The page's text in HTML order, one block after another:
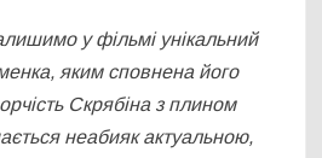
у фільмі унікальний
яким сповнена його
Скрябіна з плином
неабияк актуальною,